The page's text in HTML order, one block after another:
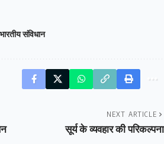
भारतीय संविधान
NEXT ARTICLE
सूर्य के व्यवहार की परिकल्पना